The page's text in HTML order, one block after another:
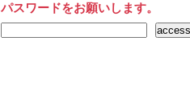
パスワードをお願いします。